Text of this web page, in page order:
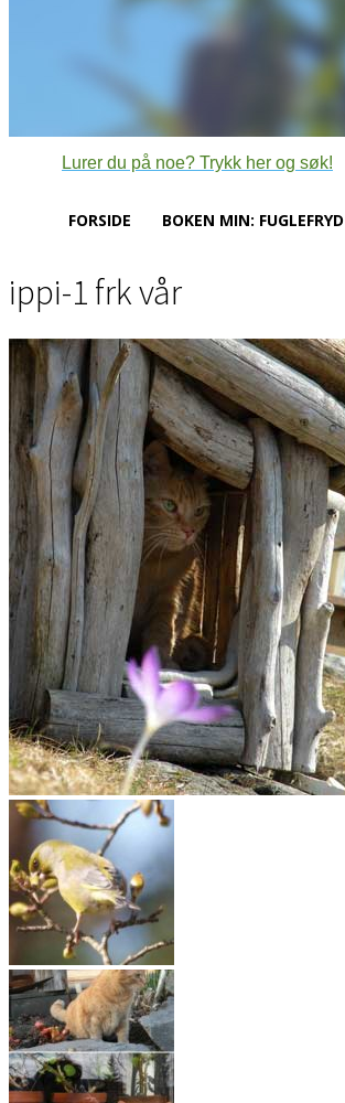
Lurer du på noe? Trykk her og søk!
FORSIDE BOKEN MIN: FUGLEFRYD
ippi-1 frk vår